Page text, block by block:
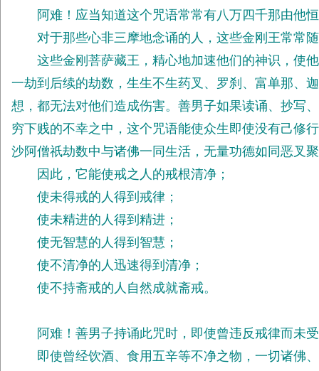
阿难！应当知道这个咒语常常有八万四千那由他恒
对于那些心非三摩地念诵的人，这些金刚王常常随
这些金刚菩萨藏王，精心地加速他们的神识，使他
一劫到后续的劫数，生生不生药叉、罗刹、富单那、
想，都无法对他们造成伤害。善男子如果读诵、抄写
穷下贱的不幸之中，这个咒语能使众生即使没有己修
沙阿僧祇劫数中与诸佛一同生活，无量功德如同恶叉
因此，它能使戒之人的戒根清净；
使未得戒的人得到戒律；
使未精进的人得到精进；
使无智慧的人得到智慧；
使不清净的人迅速得到清净；
使不持斋戒的人自然成就斋戒。
阿难！善男子持诵此咒时，即使曾违反戒律而未受
即使曾经饮酒、食用五辛等不净之物，一切诸佛、